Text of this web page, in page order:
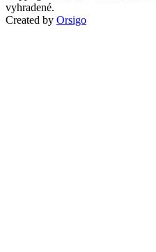
vyhradené.
Created by Orsigo